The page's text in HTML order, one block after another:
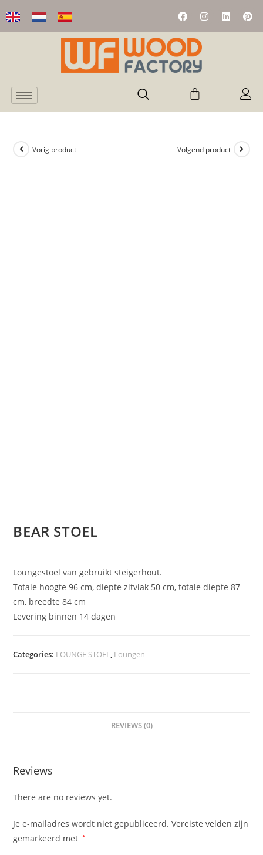
Vorig product Volgend product
BEAR STOEL
Loungestoel van gebruikt steigerhout.
Totale hoogte 96 cm, diepte zitvlak 50 cm, totale diepte 87
cm, breedte 84 cm
Levering binnen 14 dagen
Categories: LOUNGE STOEL, Loungen
REVIEWS (0)
Reviews
There are no reviews yet.
Je e-mailadres wordt niet gepubliceerd. Vereiste velden zijn
gemarkeerd met *